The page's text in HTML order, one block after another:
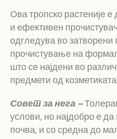
Ова тропско растеније
и ефективен
одгледува во затворени
прочистување на
што се најдени во
предмети од
Совет за нега –
услови, но најдобро е да
почва, и со средна до